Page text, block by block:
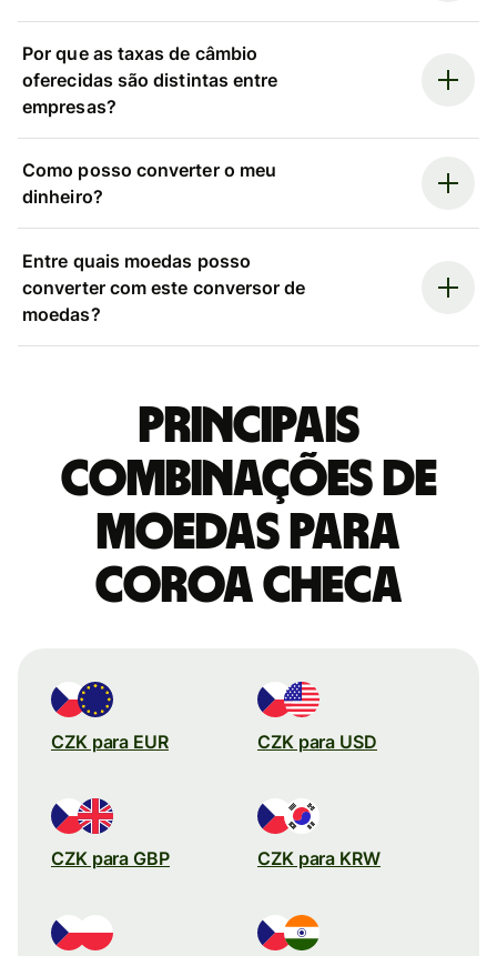
Por que as taxas de câmbio
oferecidas são distintas entre
empresas?
Como posso converter o meu
dinheiro?
Entre quais moedas posso
converter com este conversor de
moedas?
Principais
combinações de
moedas para
Coroa checa
CZK para EUR CZK para USD
CZK para GBP CZK para KRW